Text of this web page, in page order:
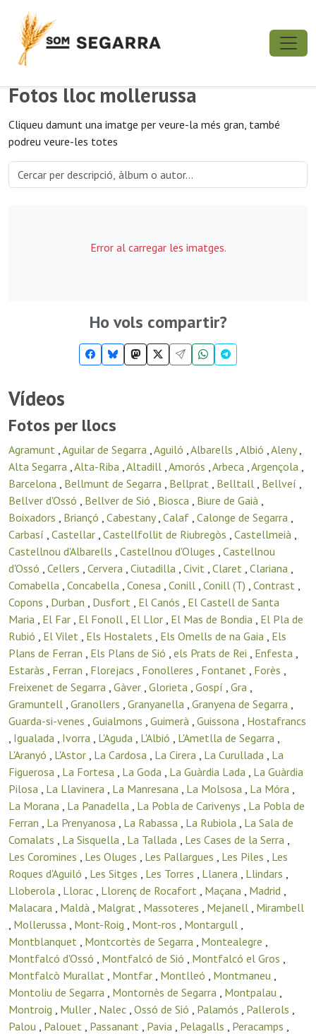
Fotos lloc mollerussa
Cliqueu damunt una imatge per veure-la més gran, també
podreu veure-les totes
Error al carregar les imatges.
Ho vols compartir?
Vídeos
Fotos per llocs
Agramunt ,Aguilar de Segarra ,Aguiló ,Albarells ,Albió ,Aleny,
Alta Segarra ,Alta-Riba ,Altadill ,Amorós ,Arbeca ,Argençola ,
Barcelona , Bellmunt de Segarra , Bellprat , Belltall , Bellveí ,
Bellver d'Ossó , Bellver de Sió , Biosca , Biure de Gaià ,
Boixadors , Briançó , Cabestany, Calaf , Calonge de Segarra ,
Carbasí , Castellar , Castellfollit de Riubregòs , Castellmeià ,
Castellnou d'Albarells , Castellnou d'Oluges , Castellnou
d'Ossó , Cellers , Cervera , Ciutadilla , Civit , Claret , Clariana ,
Comabella , Concabella , Conesa , Conill , Conill (T) , Contrast ,
Copons , Durban , Dusfort , El Canós , El Castell de Santa
Maria , El Far , El Fonoll , El Llor , El Mas de Bondia , El Pla de
Rubió , El Vilet , Els Hostalets , Els Omells de na Gaia , Els
Plans de Ferran , Els Plans de Sió , els Prats de Rei , Enfesta ,
Estaràs , Ferran , Florejacs , Fonolleres , Fontanet , Forès ,
Freixenet de Segarra , Gàver , Glorieta , Gospí , Gra ,
Gramuntell , Granollers , Granyanella , Granyena de Segarra ,
Guarda-si-venes , Guialmons , Guimerà , Guissona , Hostafrancs
, Igualada , Ivorra , L'Aguda , L'Albió , L'Ametlla de Segarra ,
L'Aranyó , L'Astor , La Cardosa , La Cirera , La Curullada , La
Figuerosa , La Fortesa , La Goda , La Guàrdia Lada , La Guàrdia
Pilosa , La Llavinera , La Manresana , La Molsosa , La Móra ,
La Morana , La Panadella , La Pobla de Carivenys , La Pobla de
Ferran , La Prenyanosa , La Rabassa , La Rubiola , La Sala de
Comalats , La Sisquella , La Tallada , Les Cases de la Serra ,
Les Coromines , Les Oluges , Les Pallargues , Les Piles , Les
Roques d'Aguiló , Les Sitges , Les Torres , Llanera , Llindars ,
Lloberola , Llorac , Llorenç de Rocafort , Maçana , Madrid ,
Malacara , Maldà , Malgrat , Massoteres , Mejanell , Mirambell
, Mollerussa , Mont-Roig , Mont-ros , Montargull ,
Montblanquet , Montcortès de Segarra , Montealegre ,
Montfalcó d'Ossó , Montfalcó de Sió , Montfalcó el Gros ,
Montfalcò Murallat , Montfar , Montlleó , Montmaneu ,
Montoliu de Segarra , Montornès de Segarra , Montpalau ,
Montroig , Muller , Nalec , Ossó de Sió , Palamós , Pallerols ,
Palou , Palouet , Passanant , Pavia , Pelagalls , Peracamps ,